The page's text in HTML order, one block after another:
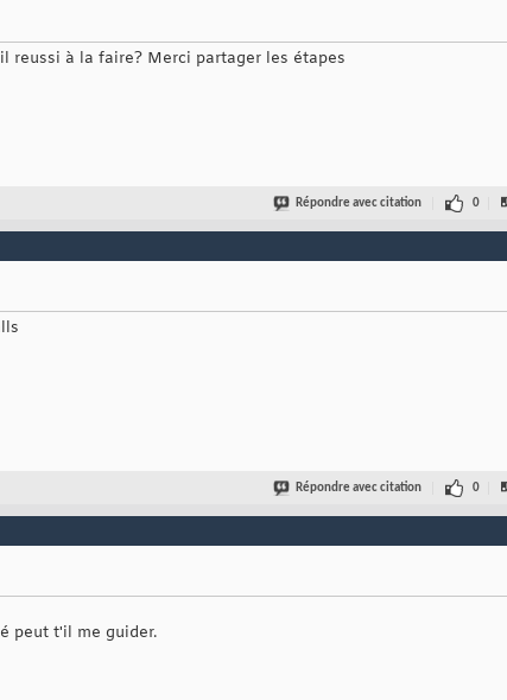
reussi à la faire? Merci partager les étapes
Répondre avec citation 0
Répondre avec citation 0
peut t'il me guider.